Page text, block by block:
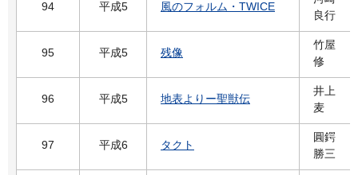
94 平成5 風のフォルム・TWICE
良行
95 平成5 残像
竹屋
修
96 平成5 地表よりー聖獣伝
井上
麦
97 平成6 タクト
圓鍔
勝三